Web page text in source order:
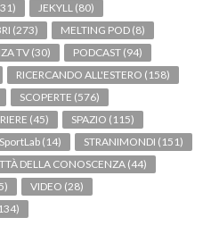
JEKYLL (80)
(273) MELTING POD (8)
TV (30) PODCAST (94)
RICERCANDO ALL'ESTERO (158)
SCOPERTE (576)
(45) SPAZIO (115)
SportLab (14) STRANIMONDI (151)
DELLA CONOSCENZA (44)
VIDEO (28)